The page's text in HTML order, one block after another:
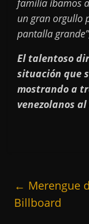
familia íbamos
un gran orgullo
pantalla
El talentoso
situación que
mostrando a
venezolanos
← Merengue
Billboard